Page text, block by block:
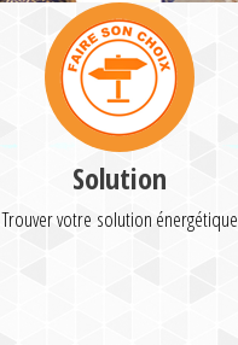
Solution
Trouver votre solution énergétique